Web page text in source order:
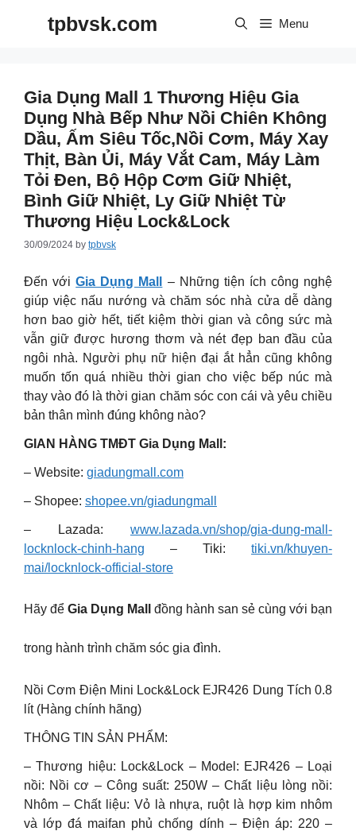
tpbvsk.com Menu
Gia Dụng Mall 1 Thương Hiệu Gia
Dụng Nhà Bếp Như Nồi Chiên Không
Dầu, Ấm Siêu Tốc,nồi Cơm, Máy Xay
Thịt, Bàn Ủi, Máy Vắt Cam, Máy Làm
Tỏi Đen, Bộ Hộp Cơm Giữ Nhiệt,
Bình Giữ Nhiệt, Ly Giữ Nhiệt Từ
Thương Hiệu Lock&lock
30/09/2024 by tpbvsk
Đến vớiGia Dụng Mall
– Những tiện ích công nghệ
giúp việc nấu nướng và chăm sóc nhà cửa dễ dàng
hơn bao giờ hết, tiết kiệm thời gian và công sức mà
vẫn giữ được hương thơm và nét đẹp ban đầu của
ngôi nhà. Người phụ nữ hiện đại ắt hẳn cũng không
muốn tốn quá nhiều thời gian cho việc bếp núc mà
thay vào đó là thời gian chăm sóc con cái và yêu chiều
bản thân mình đúng không nào?
GIAN HÀNG TMĐT Gia Dụng Mall:
– Website: giadungmall.com
– Shopee: shopee.vn/giadungmall
– Lazada: www.lazada.vn/shop/gia-dung-mall-
locknlock-chinh-hang – Tiki: tiki.vn/khuyen-
mai/locknlock-official-store
Hãy để Gia Dụng Mall đồng hành san sẻ cùng với bạn
trong hành trình chăm sóc gia đình.
Nồi Cơm Điện Mini Lock&Lock EJR426 Dung Tích 0.8
lít (Hàng chính hãng)
THÔNG TIN SẢN PHẨM:
– Thương hiệu: Lock&Lock – Model: EJR426 – Loại
nồi: Nồi cơ – Công suất: 250W – Chất liệu lòng nồi:
Nhôm – Chất liệu: Vỏ là nhựa, ruột là hợp kim nhôm
và lớp đá maifan phủ chống dính – Điện áp: 220 –